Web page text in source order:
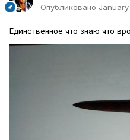
Опубликовано
Единственное что знаю что